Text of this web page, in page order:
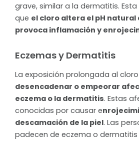
grave, similar a la dermatitis.
que el cloro altera el pH natural
provoca inflamación y
Eczemas y Dermatitis
La exposición prolongada al cloro
desencadenar o empeorar
eczema o la dermatitis. Estas
conocidas por causar e
descamación de la piel. Las
padecen de eczema o